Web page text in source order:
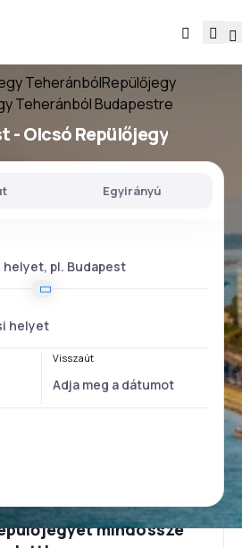
TeheránbólRepülőjegy
Teheránból Budapestre
- Olcsó Repülőjegy
Egyirányú
Visszaút
mindössze